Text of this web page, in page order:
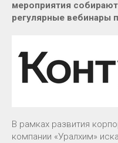
мероприятия
регулярные вебинары
В рамках развития
компании «Уралхим»